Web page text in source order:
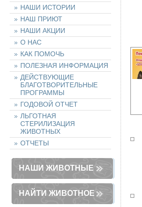
НАШИ ИСТОРИИ
НАШ ПРИЮТ
НАШИ АКЦИИ
О НАС
КАК ПОМОЧЬ
ПОЛЕЗНАЯ ИНФОРМАЦИЯ
ДЕЙСТВУЮЩИЕ
БЛАГОТВОРИТЕЛЬНЫЕ
ПРОГРАММЫ
ГОДОВОЙ ОТЧЕТ
ЛЬГОТНАЯ
СТЕРИЛИЗАЦИЯ
ЖИВОТНЫХ
ОТЧЕТЫ
НАШИ ЖИВОТНЫЕ
НАЙТИ ЖИВОТНОЕ